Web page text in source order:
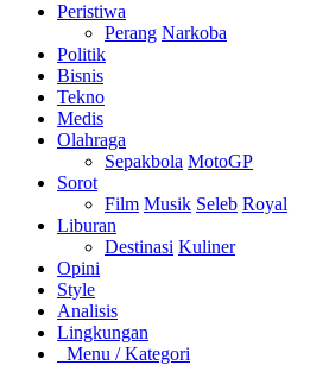
Peristiwa
Perang Narkoba
Politik
Bisnis
Tekno
Medis
Olahraga
Sepakbola MotoGP
Sorot
Film Musik Seleb Royal
Liburan
Destinasi Kuliner
Opini
Style
Analisis
Lingkungan
Menu / Kategori